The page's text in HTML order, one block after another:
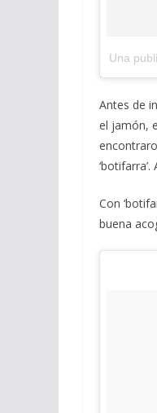
Una
Antes de
el jamón,
Con
buena